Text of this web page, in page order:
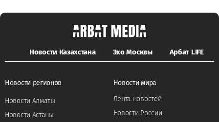
Новости Казахстана Эхо Москвы Арбат LIFE
Новости регионов
Новости Алматы
Новости Астаны
Новости мира
Лента новостей
Новости России